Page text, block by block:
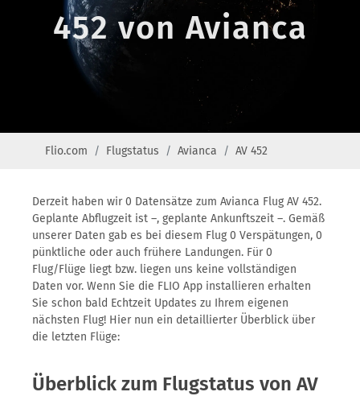
452 von Avianca
Flio.com Flugstatus Avianca AV 452
Derzeit haben wir 0 Datensätze zum Avianca Flug AV 452.
Geplante Abflugzeit ist –, geplante Ankunftszeit –. Gemäß
unserer Daten gab es bei diesem Flug 0 Verspätungen, 0
pünktliche oder auch frühere Landungen. Für 0
Flug/Flüge liegt bzw. liegen uns keine vollständigen
Daten vor. Wenn Sie die FLIO App installieren erhalten
Sie schon bald Echtzeit Updates zu Ihrem eigenen
nächsten Flug! Hier nun ein detaillierter Überblick über
die letzten Flüge:
Überblick zum Flugstatus von AV